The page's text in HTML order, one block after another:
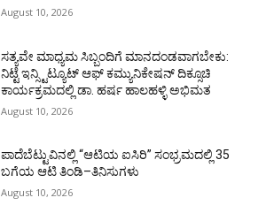
August 10, 2026
ಸತ್ಯವೇ ಮಾಧ್ಯಮ ಸಿಬ್ಬಂದಿಗೆ ಮಾನದಂಡವಾಗಬೇಕು:
ನಿಟ್ಟೆ ಇನ್ಸ್ಟಿಟ್ಯೂಟ್ ಆಫ್ ಕಮ್ಯುನಿಕೇಷನ್ ದಿಕ್ಸೂಚಿ
ಕಾರ್ಯಕ್ರಮದಲ್ಲಿ ಡಾ. ಹರ್ಷ ಹಾಲಹಳ್ಳಿ ಅಭಿಮತ
August 10, 2026
ಪಾದೆಬೆಟ್ಟುವಿನಲ್ಲಿ “ಆಟಿಯ ಐಸಿರಿ’’ ಸಂಭ್ರಮದಲ್ಲಿ 35
ಬಗೆಯ ಆಟಿ ತಿಂಡಿ–ತಿನಿಸುಗಳು
August 10, 2026